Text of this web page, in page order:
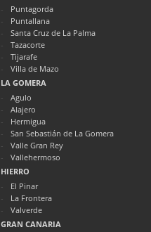
Puntagorda
Puntallana
Santa Cruz de La Palma
Tazacorte
Tijarafe
Villa de Mazo
LA GOMERA
Agulo
Alajero
Hermigua
San Sebastián de La Gomera
Valle Gran Rey
Vallehermoso
HIERRO
El Pinar
La Frontera
Valverde
GRAN CANARIA